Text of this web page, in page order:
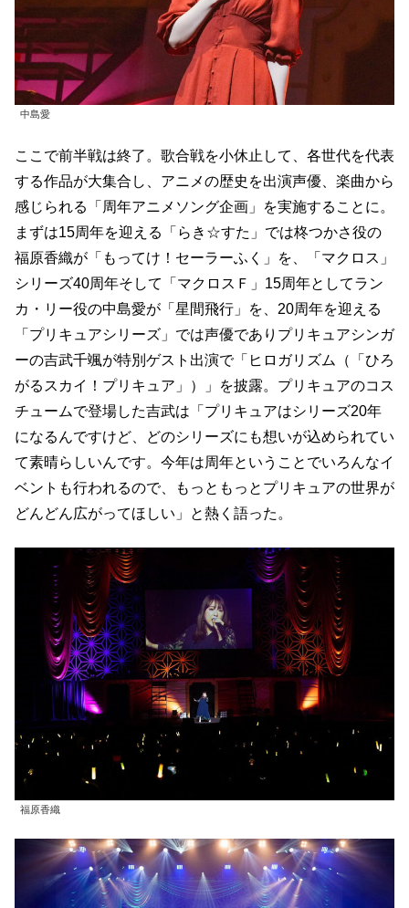
中島愛
ここで前半戦は終了。歌合戦を小休止して、各世代を代表
する作品が大集合し、アニメの歴史を出演声優、楽曲から
感じられる「周年アニメソング企画」を実施することに。
まずは15周年を迎える「らき☆すた」では柊つかさ役の
福原香織が「もってけ！セーラーふく」を、「マクロス」
シリーズ40周年そして「マクロスＦ」15周年としてラン
カ・リー役の中島愛が「星間飛行」を、20周年を迎える
「プリキュアシリーズ」では声優でありプリキュアシンガ
ーの吉武千颯が特別ゲスト出演で「ヒロガリズム（「ひろ
がるスカイ！プリキュア」）」を披露。プリキュアのコス
チュームで登場した吉武は「プリキュアはシリーズ20年
になるんですけど、どのシリーズにも想いが込められてい
て素晴らしいんです。今年は周年ということでいろんなイ
ベントも行われるので、もっともっとプリキュアの世界が
どんどん広がってほしい」と熱く語った。
福原香織